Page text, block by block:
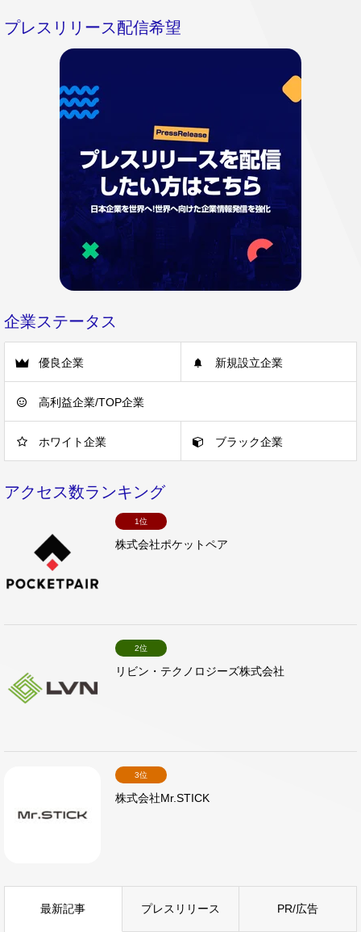
プレスリリース配信希望
企業ステータス
優良企業 新規設立企業
高利益企業/TOP企業
ホワイト企業 ブラック企業
アクセス数ランキング
1位
株式会社ポケットペア
2位
リビン・テクノロジーズ株式会社
3位
株式会社Mr.STICK
最新記事 プレスリリース PR/広告